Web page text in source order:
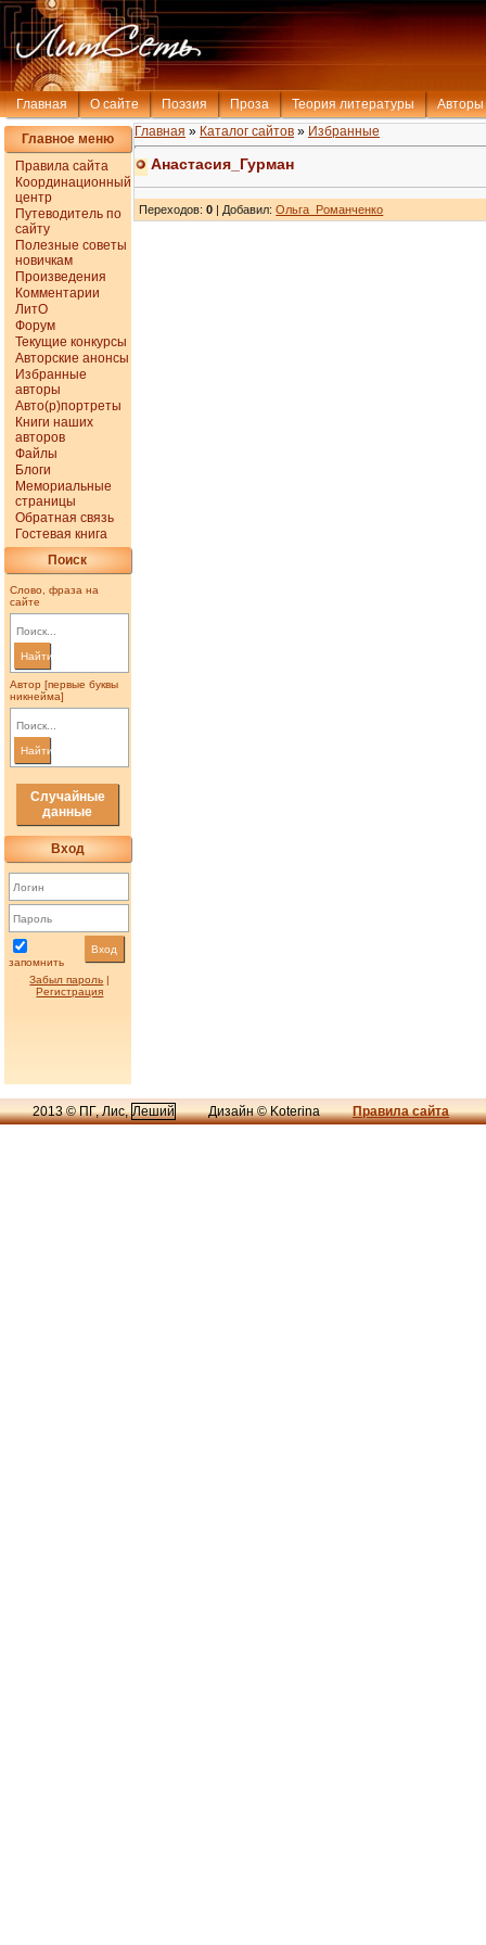
Главная О сайте Поэзия Проза Теория литературы Авторы
Главное меню
Правила сайта
Координационный
центр
Путеводитель по
сайту
Полезные советы
новичкам
Произведения
Комментарии
ЛитО
Форум
Текущие конкурсы
Авторские анонсы
Избранные
авторы
Авто(р)портреты
Книги наших
авторов
Файлы
Блоги
Мемориальные
страницы
Обратная связь
Гостевая книга
Поиск
Слово, фраза на
сайте
Найти
Автор [первые буквы
никнейма]
Найти
Случайные
данные
Вход
запомнить
Вход
Забыл пароль |
Регистрация
Главная » Каталог сайтов » Избранные
Анастасия_Гурман
Переходов:0 Добавил:Ольга_Романченко
2013 © ПГ, Лис,Леший Дизайн © Koterina Правила сайта